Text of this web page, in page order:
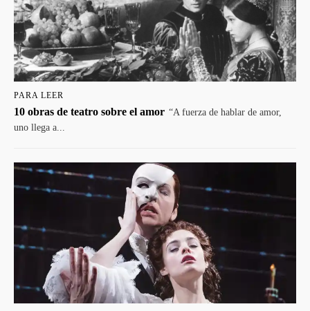
PARA LEER
10 obras de teatro sobre el amor “A fuerza de hablar de amor,
uno llega a...